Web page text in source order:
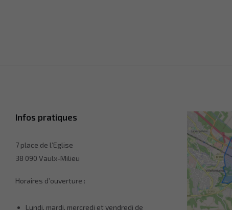
Infos pratiques
7 place de l’Eglise
38 090 Vaulx-Milieu
Horaires d’ouverture :
Lundi, mardi, mercredi et vendredi de